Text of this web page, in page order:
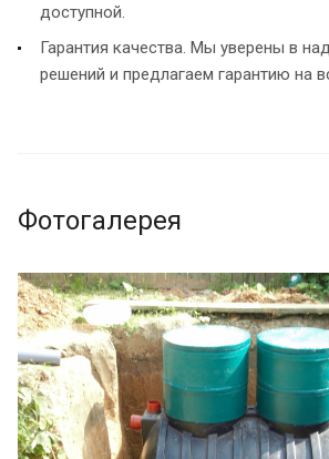
доступной.
Гарантия качества. Мы уверены в
решений и предлагаем гарантию на
Фотогалерея